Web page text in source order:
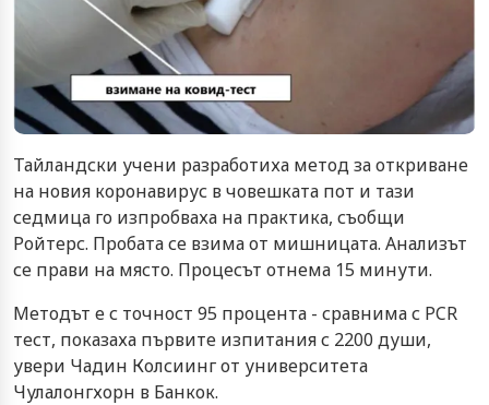
Тайландски учени разработиха метод за откриване
на новия коронавирус в човешката пот и тази
седмица го изпробваха на практика, съобщи
Ройтерс. Пробата се взима от мишницата. Анализът
се прави на място. Процесът отнема 15 минути.
Методът е с точност 95 процента - сравнима с PCR
тест, показаха първите изпитания с 2200 души,
увери Чадин Колсиинг от университета
Чулалонгхорн в Банкок.